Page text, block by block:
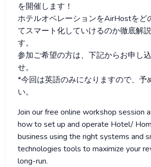
を開催します！
ホテルオペレーションをAirHostをど
てスマート化していけるのか徹底解
す。
参加ご希望の方は、下記からお申し
せ。
*今回は英語のみになりますので、予
い。
Join our free online workshop session
how to set up and operate Hotel/
business using the right systems and
technologies tools to maximize your
long-run.